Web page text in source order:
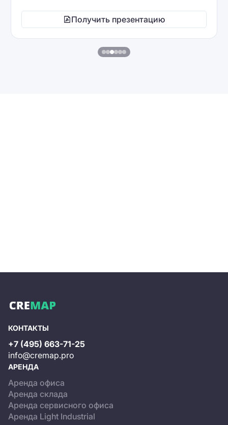
Получить презентацию
КОНТАКТЫ
+7 (495) 663-71-25
info@cremap.pro
АРЕНДА
Аренда офиса
Аренда склада
Аренда сервисного офиса
Аренда Light Industrial